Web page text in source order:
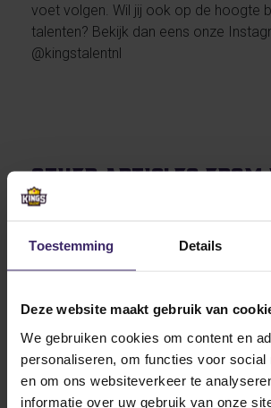
Toestemming Details
Deze website maakt gebruik van
We gebruiken cookies om content en
personaliseren, om functies voor social
en om ons websiteverkeer te
informatie over uw gebruik van onze
voet volgen. Wil jij ook op de hoogte
talenten? Bekijk dan eens onze
@kingstalentnl
Other articles from
Konincks
Greatest Kings
Highlights
Updates